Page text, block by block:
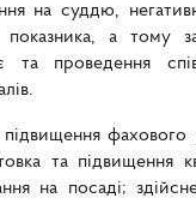
на суддю,
показника, а тому
та проведення
фахового
та підвищення
на посаді;